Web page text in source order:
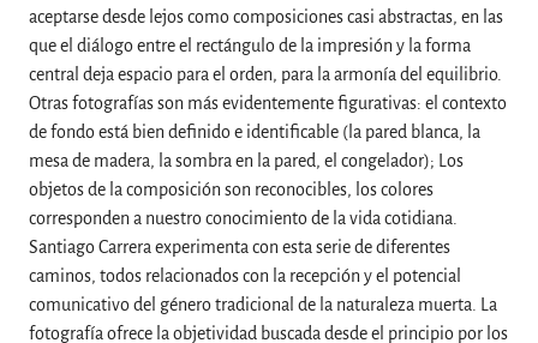
aceptarse desde lejos como composiciones casi abstractas, en las
que el diálogo entre el rectángulo de la impresión y la forma
central deja espacio para el orden, para la armonía del equilibrio.
Otras fotografías son más evidentemente figurativas: el contexto
de fondo está bien definido e identificable (la pared blanca, la
mesa de madera, la sombra en la pared, el congelador); Los
objetos de la composición son reconocibles, los colores
corresponden a nuestro conocimiento de la vida cotidiana.
Santiago Carrera experimenta con esta serie de diferentes
caminos, todos relacionados con la recepción y el potencial
comunicativo del género tradicional de la naturaleza muerta. La
fotografía ofrece la objetividad buscada desde el principio por los